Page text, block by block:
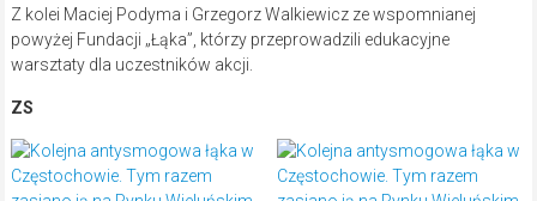
Z kolei Maciej Podyma i Grzegorz Walkiewicz ze wspomnianej
powyżej Fundacji „Łąka”, którzy przeprowadzili edukacyjne
warsztaty dla uczestników akcji.
ZS